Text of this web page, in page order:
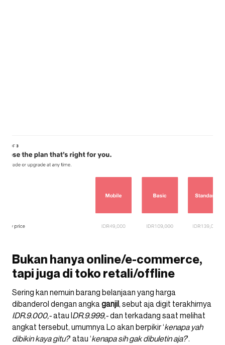
Bukan hanya online/e-commerce,
tapi juga di toko retali/offline
Sering kan nemuin barang belanjaan yang harga
dibanderol dengan angkaganjil, sebut aja digit terakhirnya
IDR.9.000,-atau IDR.9.999,-dan terkadang saat melihat
angkat tersebut, umumnya Lo akan berpikir ‘kenapa yah
dibikin kaya gitu?‘ atau ‘kenapa sih gak dibuletin aja?‘.